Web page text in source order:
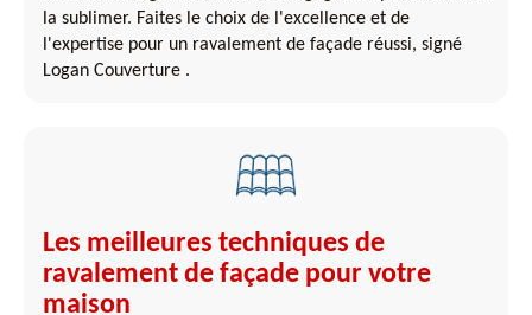
la sublimer. Faites le choix de l'excellence et de
l'expertise pour un ravalement de façade réussi, signé
Logan Couverture .
Les meilleures techniques de
ravalement de façade pour votre
maison